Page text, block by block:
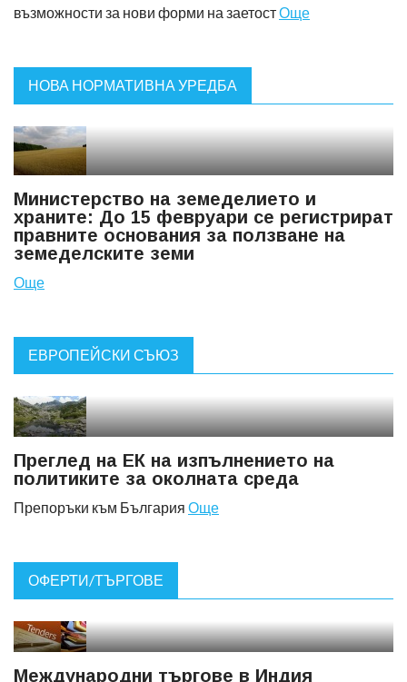
възможности за нови форми на заетостОще
НОВА НОРМАТИВНА УРЕДБА
Министерство на земеделието и
храните: До 15 февруари се регистрират
правните основания за ползване на
земеделските земи
Още
ЕВРОПЕЙСКИ СЪЮЗ
Преглед на ЕК на изпълнението на
политиките за околната среда
Препоръки към България Още
ОФЕРТИ/ТЪРГОВЕ
Международни търгове в Индия